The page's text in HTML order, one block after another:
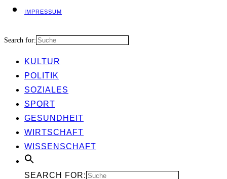
IMPRES­SUM
Search for:
KUL­TUR
POLI­TIK
SOZIA­LES
SPORT
GESUND­HEIT
WIRT­SCHAFT
WIS­SEN­SCHAFT
SEARCH FOR: